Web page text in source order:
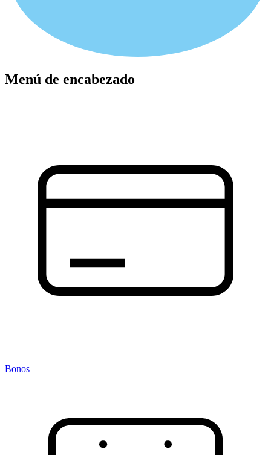
Menú de encabezado
Bonos